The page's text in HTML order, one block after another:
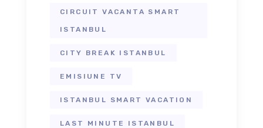
CIRCUIT VACANTA SMART
ISTANBUL
CITY BREAK ISTANBUL
EMISIUNE TV
ISTANBUL SMART VACATION
LAST MINUTE ISTANBUL